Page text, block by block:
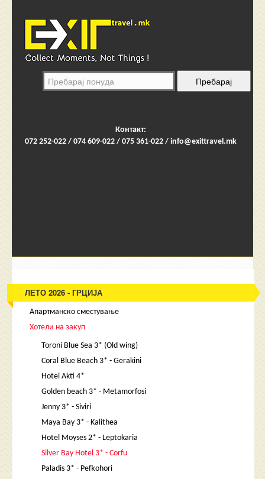
Контакт:
072 252-022 / 074 609-022 / 075 361-022 / info@exittravel.mk
ЛЕТО 2026 - ГРЦИЈА
Апартманско сместување
Хотели на закуп
Toroni Blue Sea 3* (Old wing)
Coral Blue Beach 3* - Gerakini
Hotel Akti 4*
Golden beach 3* - Metamorfosi
Jenny 3* - Siviri
Maya Bay 3* - Kalithea
Hotel Moyses 2* - Leptokaria
Silver Bay Hotel 3* - Corfu
Paladis 3* - Pefkohori